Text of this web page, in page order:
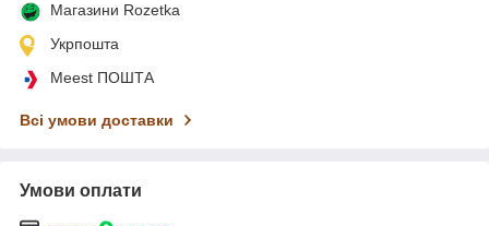
Магазини Rozetka
Укрпошта
Meest ПОШТА
Всі умови доставки
Умови оплати